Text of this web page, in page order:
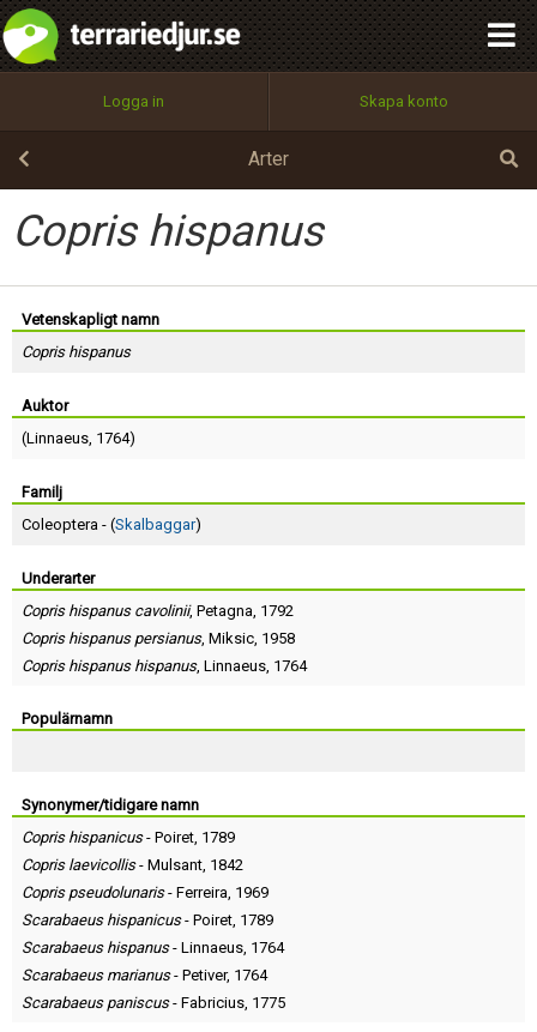
Logga in Skapa konto
Arter
Copris hispanus
Vetenskapligt namn
Copris hispanus
Auktor
(Linnaeus, 1764)
Familj
Coleoptera - (Skalbaggar)
Underarter
Copris hispanus cavolinii, Petagna, 1792
Copris hispanus persianus, Miksic, 1958
Copris hispanus hispanus, Linnaeus, 1764
Populärnamn
Synonymer/tidigare namn
Copris hispanicus- Poiret, 1789
Copris laevicollis- Mulsant, 1842
Copris pseudolunaris- Ferreira, 1969
Scarabaeus hispanicus- Poiret, 1789
Scarabaeus hispanus- Linnaeus, 1764
Scarabaeus marianus- Petiver, 1764
Scarabaeus paniscus- Fabricius, 1775
Utför
100%
OK
integritetspolicy
Namn:
Epost:
Användarnamn:
Lösenord:
Terms of Service
Begär nytt lösenord
Tillbaka till förstasidan